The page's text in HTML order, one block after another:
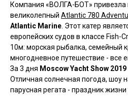
Компания «ВОЛГА-БОТ» привезла
великолепный Atlantic 780
Atlantic Marine . Этот катер
европейских судов в классе Fish-
10м: морская рыбалка, семейный
многодневное путешествие - все
За 3 дня Moscow Yacht Show 2019
Отличная солнечная погода, шоу
парусная регата - праздник жизни